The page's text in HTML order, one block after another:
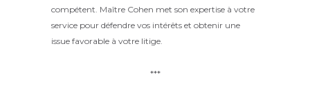
compétent. Maître Cohen met son expertise à votre
service pour défendre vos intérêts et obtenir une
issue favorable à votre litige.
***